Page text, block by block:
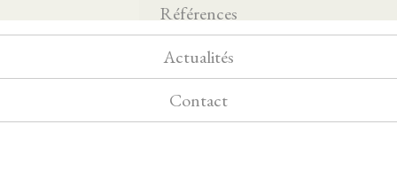
Références
Actualités
Contact